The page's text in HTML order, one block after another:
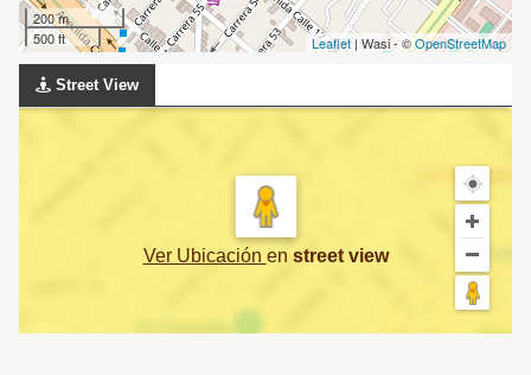
200 m
500 ft
Leaflet | Wasi - ©OpenStreetMap
Street View
Ver Ubicación en street view